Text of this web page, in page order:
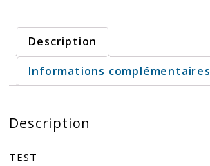
Description
Informations complémentaires
Description
TEST